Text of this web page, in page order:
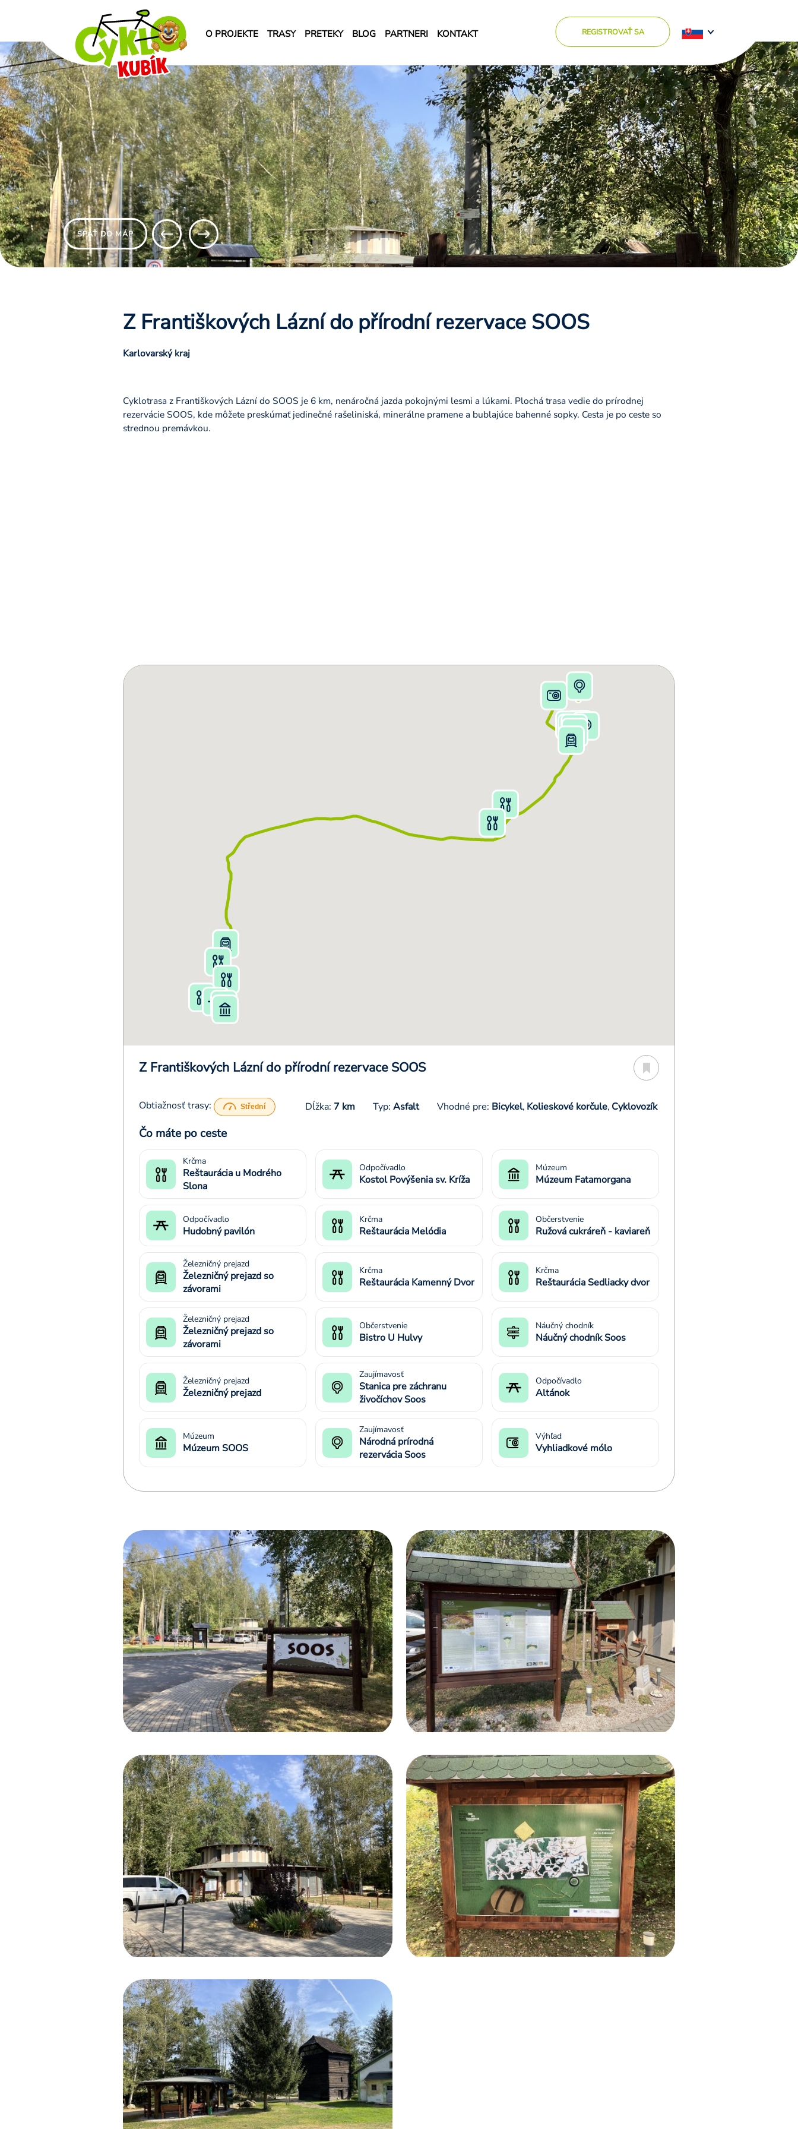
O PROJEKTE TRASY PRETEKY BLOG PARTNERI KONTAKT REGISTROVAŤ SA
SPÄŤ DO MÁP
Z Františkových Lázní do přírodní rezervace SOOS
Karlovarský kraj
Cyklotrasa z Františkových Lázní do SOOS je 6 km, nenáročná jazda pokojnými lesmi a lúkami. Plochá trasa vedie do prírodnej
rezervácie SOOS, kde môžete preskúmať jedinečné rašeliniská, minerálne pramene a bublajúce bahenné sopky. Cesta je po ceste so
strednou premávkou.
Z Františkových Lázní do přírodní rezervace SOOS
Obtiažnosť trasy: Dĺžka: 7 km Typ: Asfalt Vhodné pre: Bicykel, Kolieskové korčule, Cyklovozík
Čo máte po ceste
Krčma
Reštaurácia u Modrého
Slona
Odpočívadlo
Kostol Povýšenia sv. Kríža
Múzeum
Múzeum Fatamorgana
Odpočívadlo
Hudobný pavilón
Krčma
Reštaurácia Melódia
Občerstvenie
Ružová cukráreň - kaviareň
Železničný prejazd
Železničný prejazd so
závorami
Krčma
Reštaurácia Kamenný Dvor
Krčma
Reštaurácia Sedliacky dvor
Železničný prejazd
Železničný prejazd so
závorami
Občerstvenie
Bistro U Hulvy
Náučný chodník
Náučný chodník Soos
Železničný prejazd
Železničný prejazd
Zaujímavosť
Stanica pre záchranu
živočíchov Soos
Odpočívadlo
Altánok
Múzeum
Múzeum SOOS
Zaujímavosť
Národná prírodná
rezervácia Soos
Výhľad
Vyhliadkové mólo